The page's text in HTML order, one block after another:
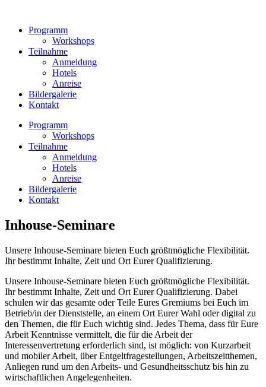
wechselnProgramm
Workshops
Teilnahme
Anmeldung
Hotels
Anreise
Bildergalerie
Kontakt
Programm
Workshops
Teilnahme
Anmeldung
Hotels
Anreise
Bildergalerie
Kontakt
Inhouse-Seminare
Unsere Inhouse-Seminare bieten Euch größtmögliche Flexibilität.
Ihr bestimmt Inhalte, Zeit und Ort Eurer Qualifizierung.
Unsere Inhouse-Seminare bieten Euch größtmögliche Flexibilität.
Ihr bestimmt Inhalte, Zeit und Ort Eurer Qualifizierung. Dabei
schulen wir das gesamte oder Teile Eures Gremiums bei Euch im
Betrieb/in der Dienststelle, an einem Ort Eurer Wahl oder digital zu
den Themen, die für Euch wichtig sind. Jedes Thema, dass für Eure
Arbeit Kenntnisse vermittelt, die für die Arbeit der
Interessenvertretung erforderlich sind, ist möglich: von Kurzarbeit
und mobiler Arbeit, über Entgeltfragestellungen, Arbeitszeitthemen,
Anliegen rund um den Arbeits- und Gesundheitsschutz bis hin zu
wirtschaftlichen Angelegenheiten.